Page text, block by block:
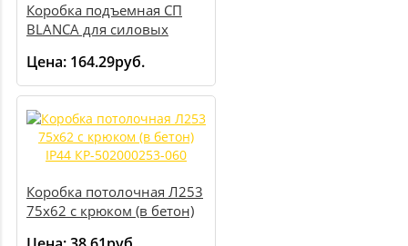
Коробка подъемная СП
BLANCA для силовых
Цена: 164.29руб.
Коробка потолочная Л253
75х62 с крюком (в бетон)